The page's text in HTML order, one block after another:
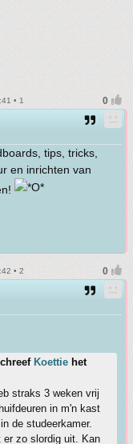
• 1
tips, tricks,
en inrichten van
• 2
Koettie het
straks 3 weken vrij
in m'n kast
de studeerkamer.
er zo slordig uit. Kan